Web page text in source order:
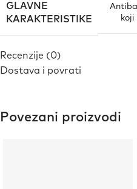
GLAVNE
KARAKTERISTIKE
Recenzije (0)
Dostava i povrati
Povezani proizvodi